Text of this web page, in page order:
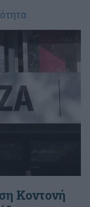
Κοντονή